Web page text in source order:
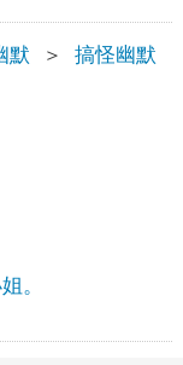
默 ＞ 搞怪幽默
。